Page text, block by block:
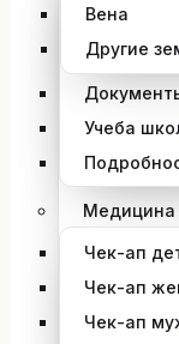
Вена
Другие
Учеба
Медицина
Чек-ап
Чек-ап
Чек-ап